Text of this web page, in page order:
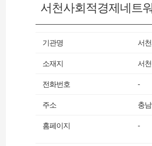
서천사회적경제네트
기관명 서
소재지 서
전화번호 -
주소 충
홈페이지 -